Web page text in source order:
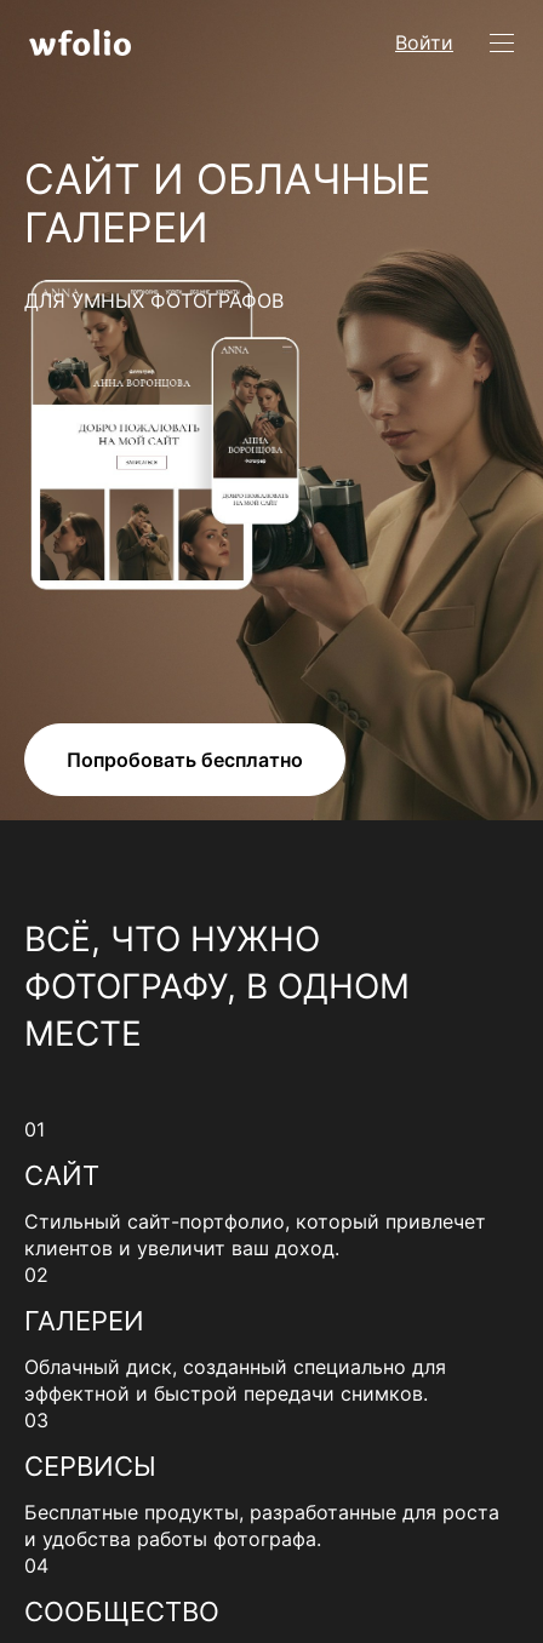
Войти
САЙТ И ОБЛАЧНЫЕ
ГАЛЕРЕИ
ДЛЯ УМНЫХ ФОТОГРАФОВ
Попробовать бесплатно
ВСЁ, ЧТО НУЖНО
ФОТОГРАФУ, В ОДНОМ
МЕСТЕ
01
САЙТ
Стильный сайт-портфолио, который привлечет
клиентов и увеличит ваш доход.
02
ГАЛЕРЕИ
Облачный диск, созданный специально для
эффектной и быстрой передачи снимков.
03
СЕРВИСЫ
Бесплатные продукты, разработанные для роста
и удобства работы фотографа.
04
СООБЩЕСТВО